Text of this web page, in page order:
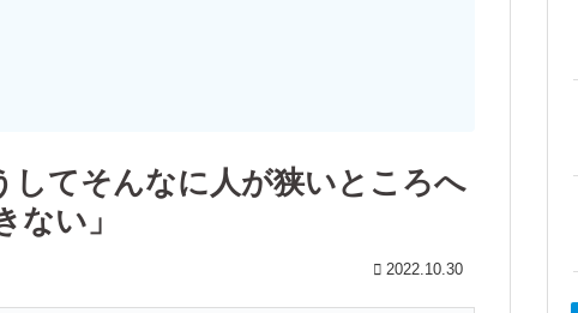
してそんなに人が狭いところへ
い」
2022.10.30